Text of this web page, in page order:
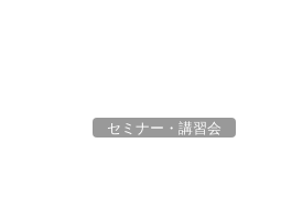
セミナー・講習会